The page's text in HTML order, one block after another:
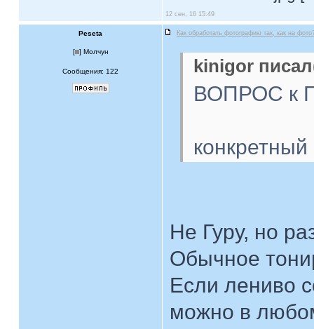
12 сен, 16 15:49
Peseta Как обработать фотографию так, как на
[ ] Молчун
Сообщения: 122 kinigor
ВОПРОС к
Не Гуру, но
Обычное
Если лениво
можно в